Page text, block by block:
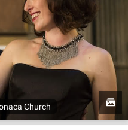
Church